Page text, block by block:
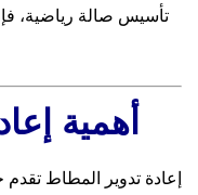
تأسيس صالة رياضية،
أهمية
إعادة تدوير المطاط تقدم